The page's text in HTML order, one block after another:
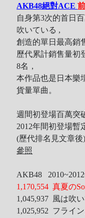
AKB48絕對ACE
自身第3次的首日
吹いている ,
創造的單日最高銷
歷代累計銷售量初
8名，
本作品也是日本樂
貨量單曲。
週間初登場百萬突
2012年間初登場暫
(歷代排名見文章後
參照
AKB48
1,170,554 真夏の
1,045,937 風は吹
1,025,952 フライ